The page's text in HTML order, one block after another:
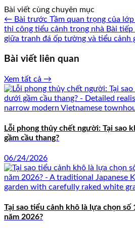
Bài viết cùng chuyên mục
← Bài trước Tầm quan trọng của
thi công tiểu cảnh trong nhà Bài
giữa tranh đá ốp tường và tiểu cảnh
Bài viết liên quan
Xem tất cả →
Lỗi phong thủy chết người: Tại sao
gầm cầu thang?
06/24/2026
Tại sao tiểu cảnh khô là lựa chọn số
năm 2026?